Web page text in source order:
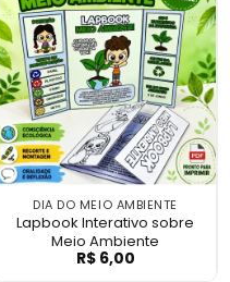
Meio Ambiente
DIA DO MEIO AMBIENTE
Lapbook Interativo sobre
Meio Ambiente
Lapbook
R$6,00